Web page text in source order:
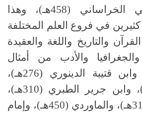
(430هـ)، والبيهقي الخراساني (458هـ)، وهذا
في فروع العلم المختلفة
والتاريخ واللغة والعقيدة
والأدب من أمثال
سيبويه (180هـ)، وابن قتيبة الدينوري (276هـ)،
والبلاذري (279هـ)، وابن جرير الطبري (310هـ)،
والفخر الرازي (311هـ)، والماوردي (450هـ)، وإمام